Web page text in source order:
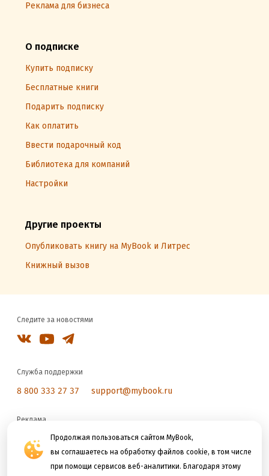
Продолжая пользоваться сайтом MyBook,
вы соглашаетесь на обработку файлов cookie, в том числе
при помощи сервисов веб-аналитики. Благодаря этому
Реклама для бизнеса
О подписке
Купить подписку
Бесплатные книги
Подарить подписку
Как оплатить
Ввести подарочный код
Библиотека для компаний
Настройки
Другие проекты
Опубликовать книгу на MyBook и Литрес
Книжный вызов
Следите за новостями
Служба поддержки
8 800 333 27 37 support@mybook.ru
Реклама
reklama@litres.ru
Мы принимаем к оплате